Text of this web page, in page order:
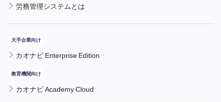
労務管理システムとは
カオナビ Enterprise Edition
カオナビ Academy Cloud